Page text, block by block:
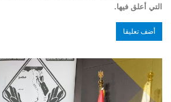
التي أعلق فيها.